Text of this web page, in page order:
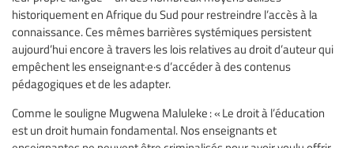
historiquement en Afrique du Sud pour restreindre l’accès à la
connaissance. Ces mêmes barrières systémiques persistent
aujourd’hui encore à travers les lois relatives au droit d’auteur qui
empêchent les enseignant·e·s d’accéder à des contenus
pédagogiques et de les adapter.
Comme le souligne Mugwena Maluleke : « Le droit à l’éducation
est un droit humain fondamental. Nos enseignants et